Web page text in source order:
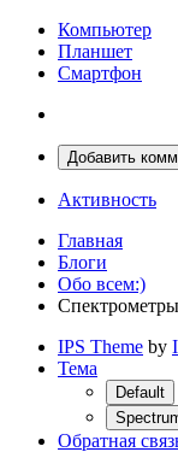
Компьютер
Планшет
Смартфон
Добавить
Активность
Главная
Блоги
Обо всем:)
IPS Theme by
Тема
Default
Обратная